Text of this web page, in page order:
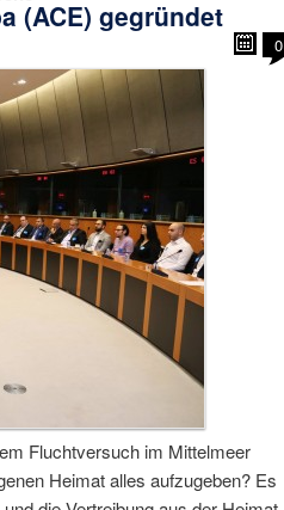
(ACE) gegründet
0
Fluchtversuch im Mittelmeer
Heimat alles aufzugeben? Es